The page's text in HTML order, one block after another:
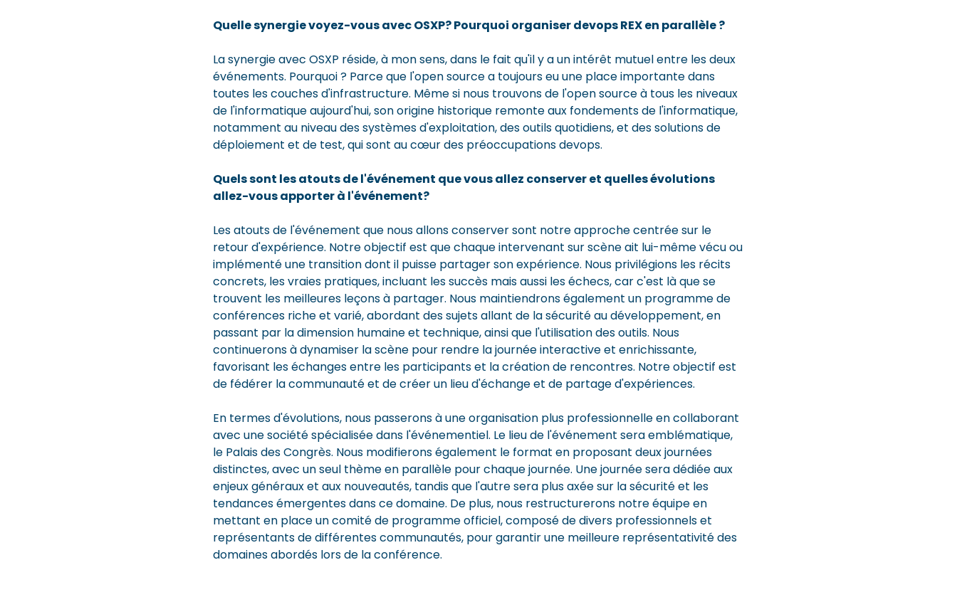
Quelle synergie voyez-vous avec OSXP? Pourquoi organiser devops REX en parallèle ?
La synergie avec OSXP réside, à mon sens, dans le fait qu'il y a un intérêt mutuel entre les deux
événements. Pourquoi ? Parce que l'open source a toujours eu une place importante dans
toutes les couches d'infrastructure. Même si nous trouvons de l'open source à tous les niveaux
de l'informatique aujourd'hui, son origine historique remonte aux fondements de l'informatique,
notamment au niveau des systèmes d'exploitation, des outils quotidiens, et des solutions de
déploiement et de test, qui sont au cœur des préoccupations devops.
Quels sont les atouts de l'événement que vous allez conserver et quelles évolutions
allez-vous apporter à l'événement?
Les atouts de l'événement que nous allons conserver sont notre approche centrée sur le
retour d'expérience. Notre objectif est que chaque intervenant sur scène ait lui-même vécu ou
implémenté une transition dont il puisse partager son expérience. Nous privilégions les récits
concrets, les vraies pratiques, incluant les succès mais aussi les échecs, car c'est là que se
trouvent les meilleures leçons à partager. Nous maintiendrons également un programme de
conférences riche et varié, abordant des sujets allant de la sécurité au développement, en
passant par la dimension humaine et technique, ainsi que l'utilisation des outils. Nous
continuerons à dynamiser la scène pour rendre la journée interactive et enrichissante,
favorisant les échanges entre les participants et la création de rencontres. Notre objectif est
de fédérer la communauté et de créer un lieu d'échange et de partage d'expériences.
En termes d'évolutions, nous passerons à une organisation plus professionnelle en collaborant
avec une société spécialisée dans l'événementiel. Le lieu de l'événement sera emblématique,
le Palais des Congrès. Nous modifierons également le format en proposant deux journées
distinctes, avec un seul thème en parallèle pour chaque journée. Une journée sera dédiée aux
enjeux généraux et aux nouveautés, tandis que l'autre sera plus axée sur la sécurité et les
tendances émergentes dans ce domaine. De plus, nous restructurerons notre équipe en
mettant en place un comité de programme officiel, composé de divers professionnels et
représentants de différentes communautés, pour garantir une meilleure représentativité des
domaines abordés lors de la conférence.